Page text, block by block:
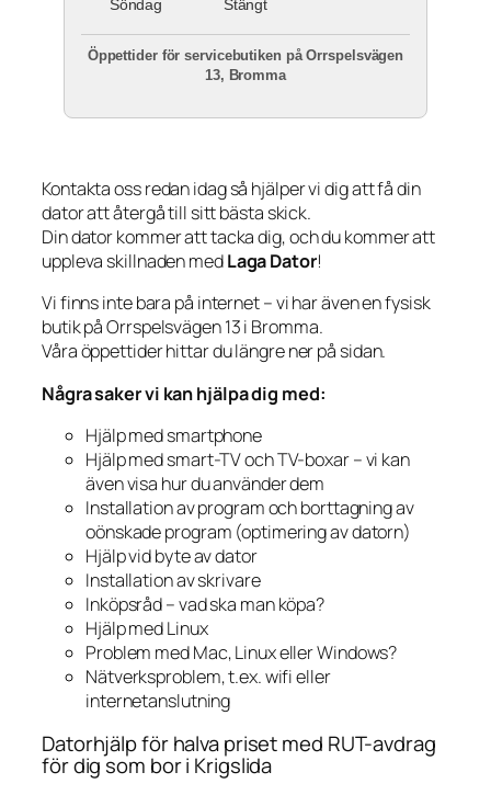
Söndag
Stängt
Öppettider för servicebutiken på Orrspelsvägen
13, Bromma
Kontakta oss redan idag så hjälper vi dig att få din
dator att återgå till sitt bästa skick.
Din dator kommer att tacka dig, och du kommer att
uppleva skillnaden medLaga Dator!
Vi finns inte bara på internet – vi har även en fysisk
butik på Orrspelsvägen 13 i Bromma.
Våra öppettider hittar du längre ner på sidan.
Några saker vi kan hjälpa dig med:
Hjälp med smartphone
Hjälp med smart-TV och TV-boxar – vi kan
även visa hur du använder dem
Installation av program och borttagning av
oönskade program (optimering av datorn)
Hjälp vid byte av dator
Installation av skrivare
Inköpsråd – vad ska man köpa?
Hjälp med Linux
Problem med Mac, Linux eller Windows?
Nätverksproblem, t.ex. wifi eller
internetanslutning
Datorhjälp för halva priset med RUT-avdrag
för dig som bor i Krigslida